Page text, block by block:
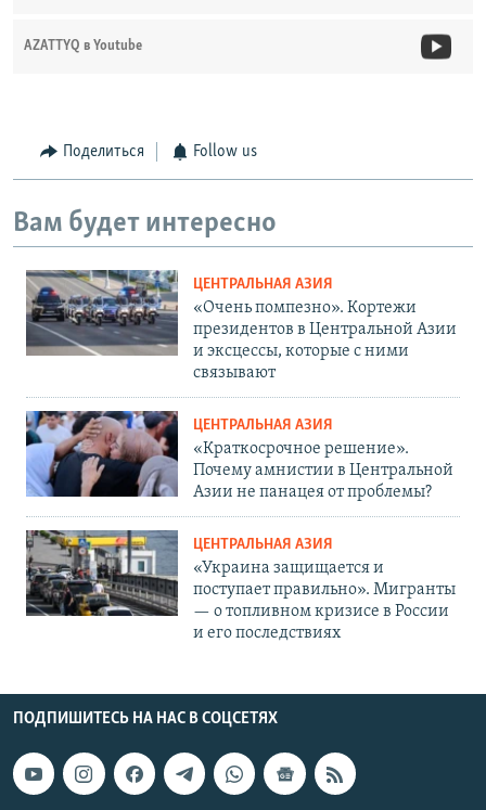
AZATTYQ в Youtube
Поделиться Follow us
Вам будет интересно
ЦЕНТРАЛЬНАЯ АЗИЯ
«Очень помпезно». Кортежи
президентов в Центральной Азии
и эксцессы, которые с ними
связывают
ЦЕНТРАЛЬНАЯ АЗИЯ
«Краткосрочное решение».
Почему амнистии в Центральной
Азии не панацея от проблемы?
ЦЕНТРАЛЬНАЯ АЗИЯ
«Украина защищается и
поступает правильно». Мигранты
— о топливном кризисе в России
и его последствиях
ПОДПИШИТЕСЬ НА НАС В СОЦСЕТЯХ